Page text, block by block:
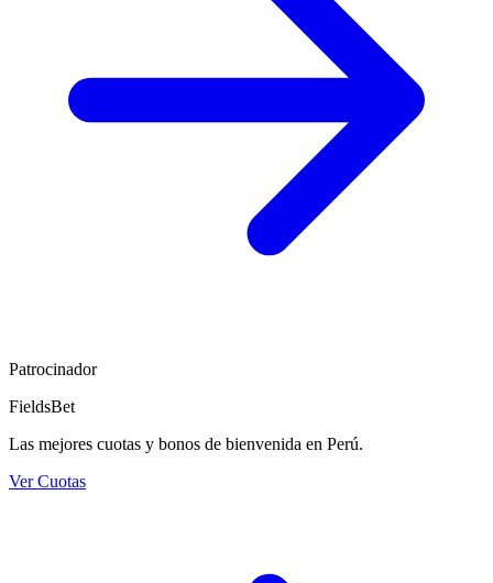
Patrocinador
FieldsBet
Las mejores cuotas y bonos de bienvenida en Perú.
Ver Cuotas